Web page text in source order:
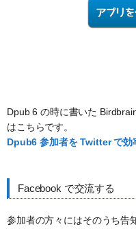
Dpub 6 の時に書いた
はこちらです。
Dpub6 参加者を Twitter で
Facebook で交流する
参加者の方々にはそのうち告